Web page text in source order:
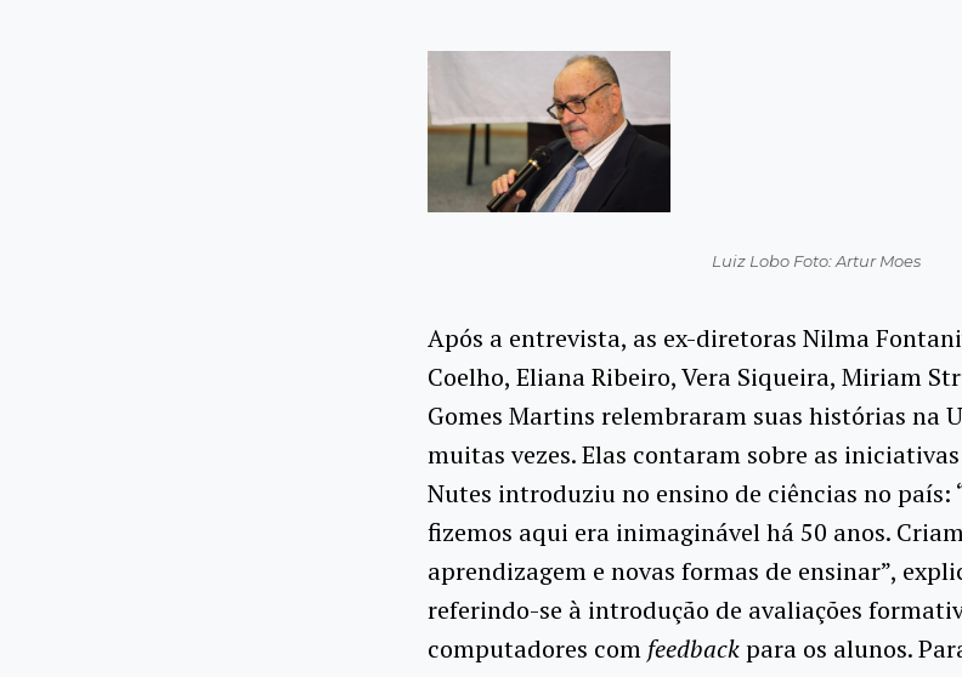
Luiz Lobo Foto: Artur Moes
Após a entrevista, as ex-diretoras Nilma
Coelho, Eliana Ribeiro, Vera Siqueira, Miriam
Gomes Martins relembraram suas histórias na
muitas vezes. Elas contaram sobre as
Nutes introduziu no ensino de ciências no país:
fizemos aqui era inimaginável há 50 anos.
aprendizagem e novas formas de ensinar”,
referindo-se à introdução de avaliações
computadores com feedbackpara os alunos.